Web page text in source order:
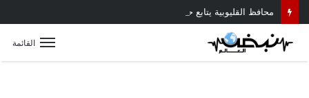
القائمة